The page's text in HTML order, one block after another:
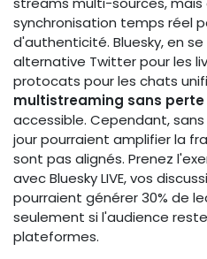
synchronisation temps réel
d'authenticité. Bluesky, en
alternative Twitter pour les
protocats pour les chats
multistreaming sans
accessible. Cependant,
jour pourraient amplifier la
sont pas alignés. Prenez
avec Bluesky LIVE, vos
pourraient générer 30% de
seulement si l'audience
plateformes.